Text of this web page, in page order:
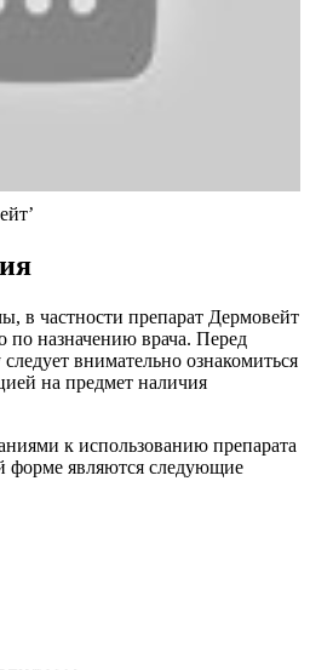
в частности препарат Дермовейт
по назначению врача. Перед
внимательно ознакомиться
на предмет наличия
к использованию препарата
форме являются следующие